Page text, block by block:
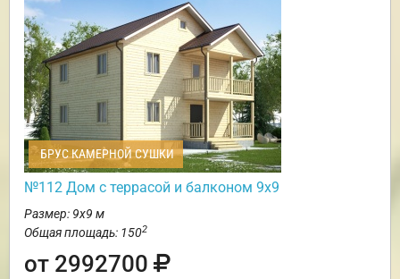
БРУС КАМЕРНОЙ СУШКИ
№112 Дом с террасой и балконом 9х9
Размер: 9х9 м
Общая площадь: 1502
от 2992700